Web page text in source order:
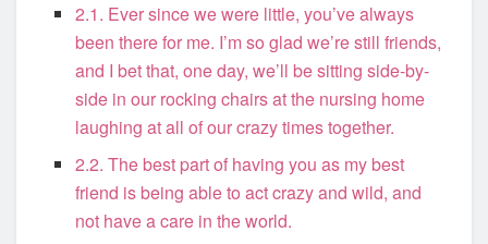
2.1. Ever since we were little, you’ve always
been there for me. I’m so glad we’re still friends,
and I bet that, one day, we’ll be sitting side-by-
side in our rocking chairs at the nursing home
laughing at all of our crazy times together.
2.2. The best part of having you as my best
friend is being able to act crazy and wild, and
not have a care in the world.